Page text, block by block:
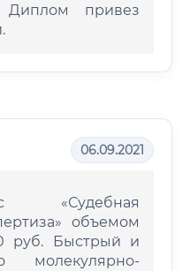
Диплом привез
06.09.2021
«Судебная
объемом
руб. Быстрый и